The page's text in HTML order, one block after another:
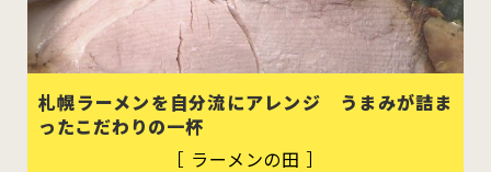
札幌ラーメンを自分流にアレンジ うまみが詰ま
ったこだわりの一杯
［ ラーメンの田 ］